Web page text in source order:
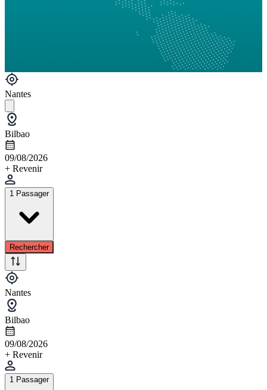
Nantes
Bilbao
09/08/2026
+ Revenir
1 Passager
Rechercher
Nantes
Bilbao
09/08/2026
+ Revenir
1 Passager